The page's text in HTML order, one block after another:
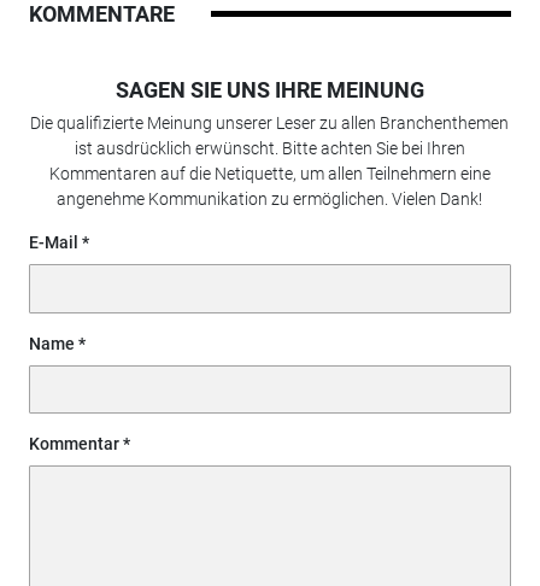
KOMMENTARE
SAGEN SIE UNS IHRE MEINUNG
Die qualifizierte Meinung unserer Leser zu allen Branchenthemen
ist ausdrücklich erwünscht. Bitte achten Sie bei Ihren
Kommentaren auf die Netiquette, um allen Teilnehmern eine
angenehme Kommunikation zu ermöglichen. Vielen Dank!
E-Mail
Name
Kommentar